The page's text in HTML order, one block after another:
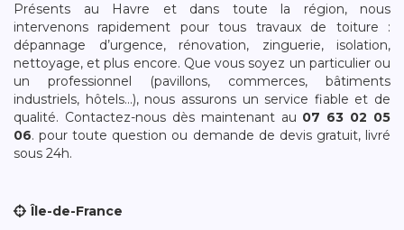
Présents au Havre et dans toute la région, nous
intervenons rapidement pour tous travaux de toiture :
dépannage d’urgence, rénovation, zinguerie, isolation,
nettoyage, et plus encore. Que vous soyez un particulier ou
un professionnel (pavillons, commerces, bâtiments
industriels, hôtels…), nous assurons un service fiable et de
qualité. Contactez-nous dès maintenant au 07 63 02 05
06. pour toute question ou demande de devis gratuit, livré
sous 24h.
Île-de-France